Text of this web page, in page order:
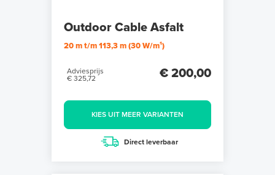
Outdoor Cable Asfalt
20 m t/m 113,3 m (30 W/m¹)
Adviesprijs
€ 325,72
€ 200,00
KIES UIT MEER VARIANTEN
Direct leverbaar